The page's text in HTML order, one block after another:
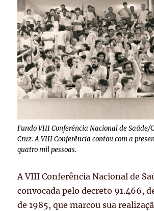
Fundo VIII Conferência Nacional de Saúde/
Cruz. A VIII Conferência contou com a
quatro mil pessoas.
A VIII Conferência Nacional de
convocada pelo decreto 91.466,
de 1985, que marcou sua